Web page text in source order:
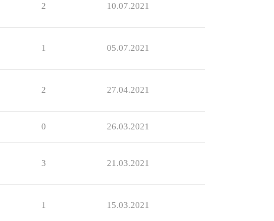
2 10.07.2021
1 05.07.2021
2 27.04.2021
0 26.03.2021
3 21.03.2021
1 15.03.2021